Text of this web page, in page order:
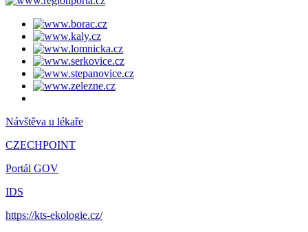
Návštěva u lékaře
CZECHPOINT
Portál GOV
IDS
https://kts-ekologie.cz/